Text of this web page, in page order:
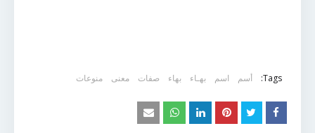
Tags: أسم اسم بهـاء بهاء صفات معنى منوعات